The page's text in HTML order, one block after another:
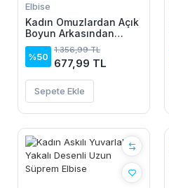
Elbise
Kadın Omuzlardan Açık
Boyun Arkasından
Bağcıklı Beli Lastikli
Kısa Süprem Elbise
%50
1.356,99 TL
677,99 TL
Sepete Ekle